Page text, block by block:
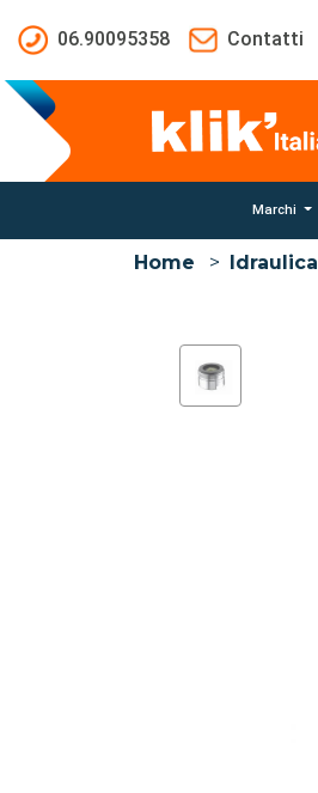
06.90095358
Contatti
Marchi
Home > Idraulica